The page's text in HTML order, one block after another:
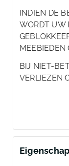
INDIEN DE
WORDT UW
MEEBIEDEN
BIJ NIET-
VERLIEZEN